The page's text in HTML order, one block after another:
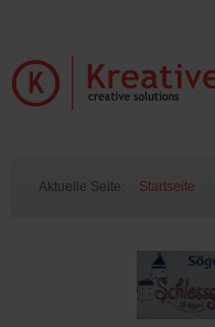
Aktuelle Seite: Startseite